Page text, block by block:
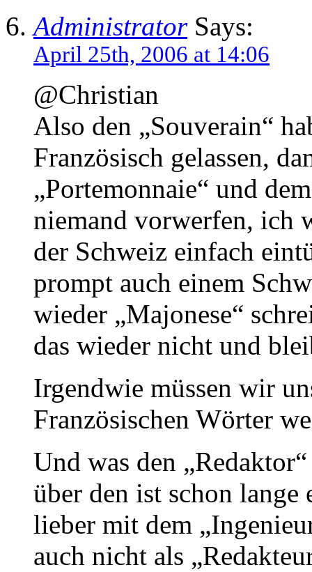
AdministratorSays:
April 25th, 2006 at 14:06
@Christian
Also den „Souverain“
Französisch gelassen,
„Portemonnaie“ und
niemand vorwerfen, ich
der Schweiz einfach
prompt auch einem
wieder „Majonese“
das wieder nicht und
Irgendwie müssen wir
Französischen Wörter
Und was den
über den ist schon
lieber mit dem
auch nicht als